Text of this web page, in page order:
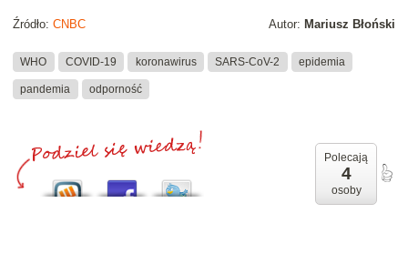
Autor: Mariusz Błoński
Źródło: CNBC
WHO COVID-19 koronawirus SARS-CoV-2 epidemia
pandemia odporność
Polecają
4
osoby